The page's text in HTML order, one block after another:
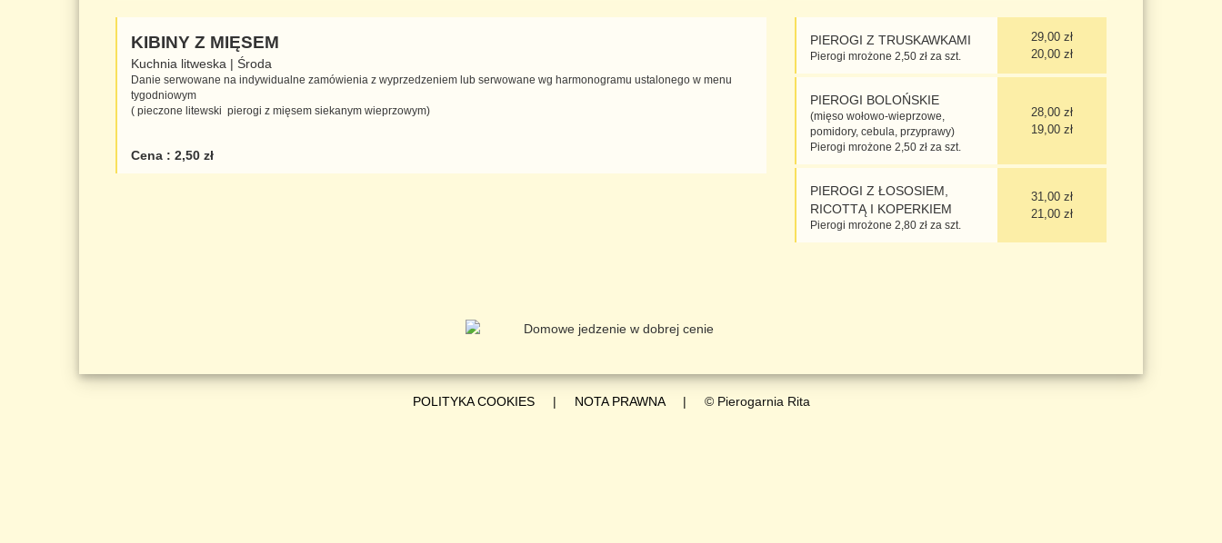
KIBINY Z MIĘSEM
Kuchnia litweska | Środa
Danie serwowane na indywidualne zamówienia z wyprzedzeniem lub serwowane wg harmonogramu ustalonego w menu
tygodniowym
( pieczone litewski pierogi z mięsem siekanym wieprzowym)
Cena : 2,50 zł
PIEROGI Z TRUSKAWKAMI
Pierogi mrożone 2,50 zł za szt.
29,00 zł
20,00 zł
PIEROGI BOLOŃSKIE
(mięso wołowo-wieprzowe,
pomidory, cebula, przyprawy)
Pierogi mrożone 2,50 zł za szt.
28,00 zł
19,00 zł
PIEROGI Z ŁOSOSIEM,
RICOTTĄ I KOPERKIEM
Pierogi mrożone 2,80 zł za szt.
31,00 zł
21,00 zł
POLITYKA COOKIES| NOTA PRAWNA| © Pierogarnia Rita